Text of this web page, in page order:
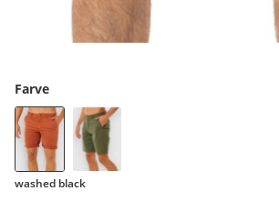
Farve
washed black